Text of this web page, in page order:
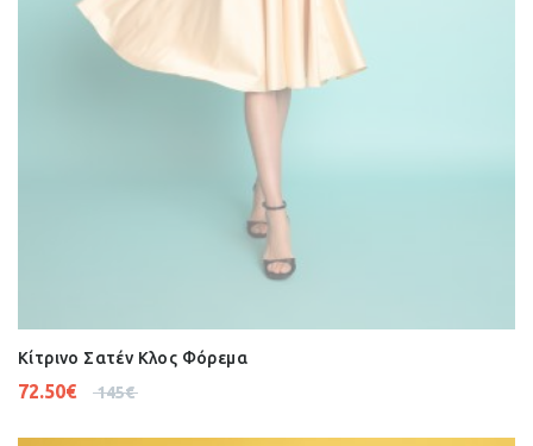
Κίτρινο Σατέν Κλος Φόρεμα
145€
72.50€